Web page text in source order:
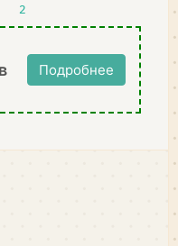
2
Подробнее